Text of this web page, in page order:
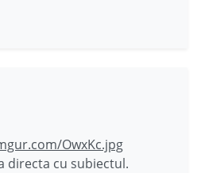
OwxKc.jpg
directa cu subiectul.